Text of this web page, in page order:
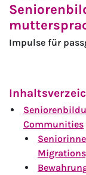
Impulse für
Communities